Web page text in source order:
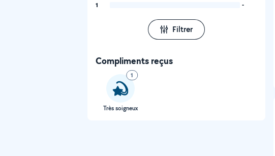
1
-
Filtrer
Compliments reçus
1
Très soigneux